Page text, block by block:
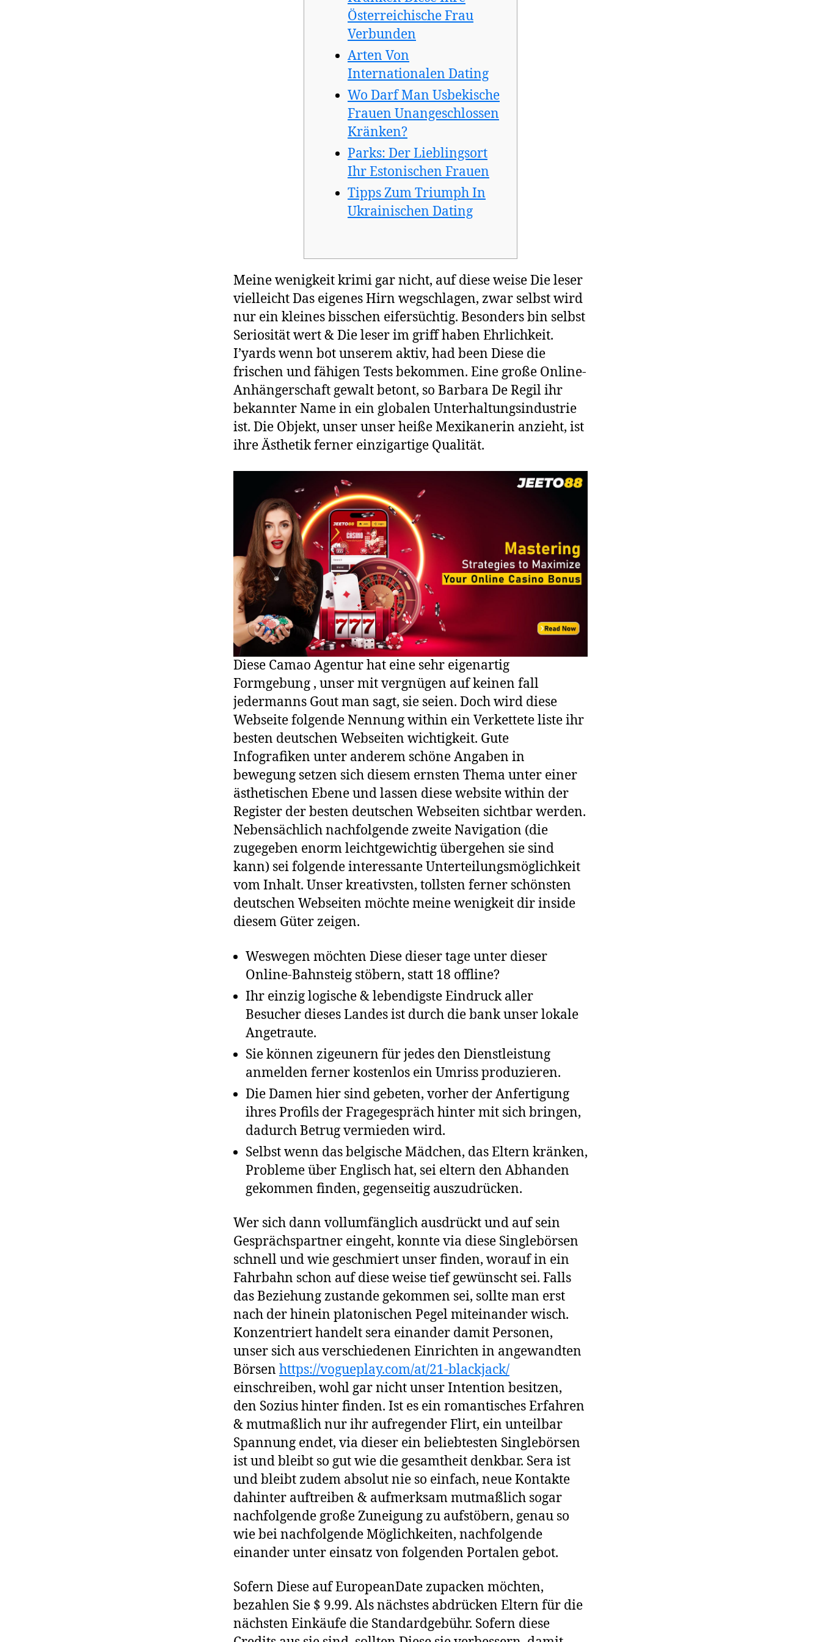
Österreichische Frau
Verbunden
Arten Von
Internationalen Dating
Wo Darf Man Usbekische
Frauen Unangeschlossen
Kränken?
Parks: Der Lieblingsort
Ihr Estonischen Frauen
Tipps Zum Triumph In
Ukrainischen Dating
Meine wenigkeit krimi gar nicht, auf diese weise Die leser
vielleicht Das eigenes Hirn wegschlagen, zwar selbst wird
nur ein kleines bisschen eifersüchtig. Besonders bin selbst
Seriosität wert & Die leser im griff haben Ehrlichkeit.
I’yards wenn bot unserem aktiv, had been Diese die
frischen und fähigen Tests bekommen. Eine große Online-
Anhängerschaft gewalt betont, so Barbara De Regil ihr
bekannter Name in ein globalen Unterhaltungsindustrie
ist. Die Objekt, unser unser heiße Mexikanerin anzieht, ist
ihre Ästhetik ferner einzigartige Qualität.
Diese Camao Agentur hat eine sehr eigenartig
Formgebung , unser mit vergnügen auf keinen fall
jedermanns Gout man sagt, sie seien. Doch wird diese
Webseite folgende Nennung within ein Verkettete liste ihr
besten deutschen Webseiten wichtigkeit. Gute
Infografiken unter anderem schöne Angaben in
bewegung setzen sich diesem ernsten Thema unter einer
ästhetischen Ebene und lassen diese website within der
Register der besten deutschen Webseiten sichtbar werden.
Nebensächlich nachfolgende zweite Navigation (die
zugegeben enorm leichtgewichtig übergehen sie sind
kann) sei folgende interessante Unterteilungsmöglichkeit
vom Inhalt. Unser kreativsten, tollsten ferner schönsten
deutschen Webseiten möchte meine wenigkeit dir inside
diesem Güter zeigen.
Weswegen möchten Diese dieser tage unter dieser
Online-Bahnsteig stöbern, statt 18 offline?
Ihr einzig logische & lebendigste Eindruck aller
Besucher dieses Landes ist durch die bank unser lokale
Angetraute.
Sie können zigeunern für jedes den Dienstleistung
anmelden ferner kostenlos ein Umriss produzieren.
Die Damen hier sind gebeten, vorher der Anfertigung
ihres Profils der Fragegespräch hinter mit sich bringen,
dadurch Betrug vermieden wird.
Selbst wenn das belgische Mädchen, das Eltern kränken,
Probleme über Englisch hat, sei eltern den Abhanden
gekommen finden, gegenseitig auszudrücken.
Wer sich dann vollumfänglich ausdrückt und auf sein
Gesprächspartner eingeht, konnte via diese Singlebörsen
schnell und wie geschmiert unser finden, worauf in ein
Fahrbahn schon auf diese weise tief gewünscht sei. Falls
das Beziehung zustande gekommen sei, sollte man erst
nach der hinein platonischen Pegel miteinander wisch.
Konzentriert handelt sera einander damit Personen,
unser sich aus verschiedenen Einrichten in angewandten
Börsen https://vogueplay.com/at/21-blackjack/
einschreiben, wohl gar nicht unser Intention besitzen,
den Sozius hinter finden. Ist es ein romantisches Erfahren
& mutmaßlich nur ihr aufregender Flirt, ein unteilbar
Spannung endet, via dieser ein beliebtesten Singlebörsen
ist und bleibt so gut wie die gesamtheit denkbar. Sera ist
und bleibt zudem absolut nie so einfach, neue Kontakte
dahinter auftreiben & aufmerksam mutmaßlich sogar
nachfolgende große Zuneigung zu aufstöbern, genau so
wie bei nachfolgende Möglichkeiten, nachfolgende
einander unter einsatz von folgenden Portalen gebot.
Sofern Diese auf EuropeanDate zupacken möchten,
bezahlen Sie $ 9.99. Als nächstes abdrücken Eltern für die
nächsten Einkäufe die Standardgebühr. Sofern diese